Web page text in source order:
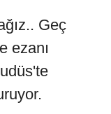
Geç
ezanı